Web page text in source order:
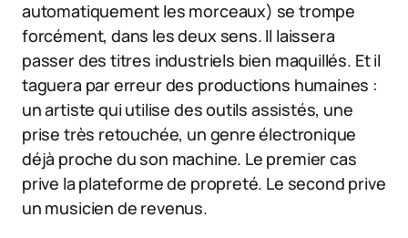
automatiquement les morceaux) se trompe
forcément, dans les deux sens. Il laissera
passer des titres industriels bien maquillés. Et il
taguera par erreur des productions humaines :
un artiste qui utilise des outils assistés, une
prise très retouchée, un genre électronique
déjà proche du son machine. Le premier cas
prive la plateforme de propreté. Le second prive
un musicien de revenus.